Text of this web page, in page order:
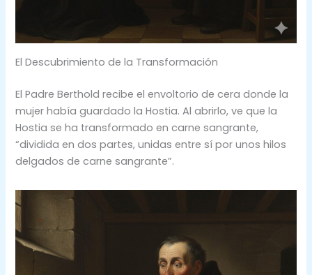
El Descubrimiento de la Transformación
El Padre Berthold recibe el envoltorio de cera donde la
mujer había guardado la Hostia. Al abrirlo, ve que la
Hostia se ha transformado en carne sangrante,
“dividida en dos partes, unidas entre sí por unos hilos
delgados de carne sangrante”.